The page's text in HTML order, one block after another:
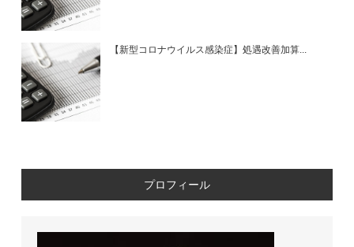
【新型コロナウイルス感染症】処遇改善加算...
プロフィール